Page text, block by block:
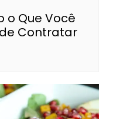
o Que Você
Contratar